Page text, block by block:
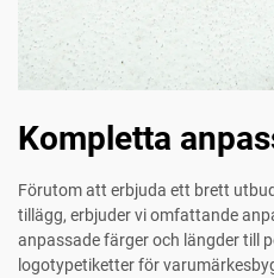
Kompletta
Förutom att erbjuda ett brett
tillägg, erbjuder vi omfattande
anpassade färger och längder till
logotypetiketter för